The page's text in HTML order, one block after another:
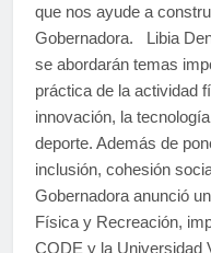
que nos ayude a
Gobernadora. Libia
se abordarán temas
práctica de la actividad
innovación, la
deporte. Además de
inclusión, cohesión
Gobernadora anunció
Física y Recreación,
CODE y la Universidad